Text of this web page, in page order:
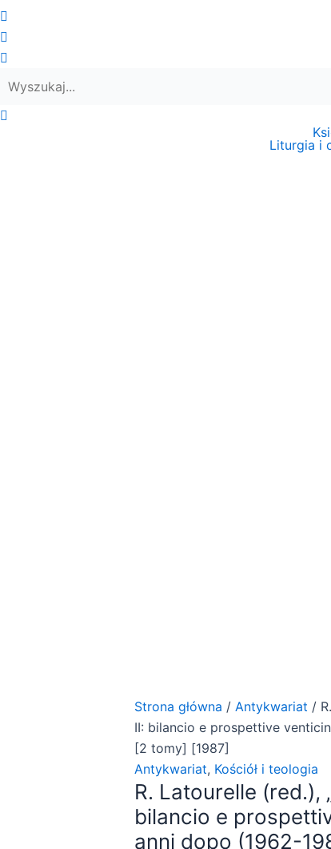
Liturgia i
Strona główna / Antykwariat /
II: bilancio e prospettive
[2 tomy] [1987]
Antykwariat, Kościół i teologia
R. Latourelle (red.),
bilancio e
anni dopo (1962-